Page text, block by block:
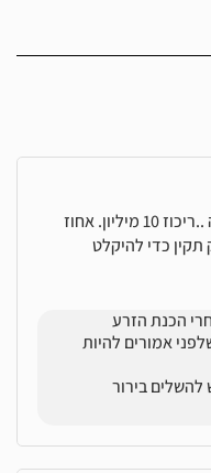
לאחר השבחה התוצאה של הזרע היתה ..ריכוז 10 מיליון. אחוז
זה מספיק תקין כדי להיקלט
הכנת הזרע
אמורים להיות
להשלים בירור